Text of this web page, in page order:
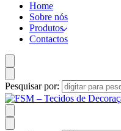
Home
Sobre nós
Produtos
Contactos
Pesquisar por: